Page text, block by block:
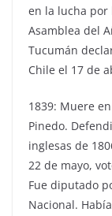
en la lucha por
Asamblea del
Tucumán
Chile el 17 de
1839: Muere
Pinedo.
inglesas de
22 de mayo,
Fue diputado
Nacional.